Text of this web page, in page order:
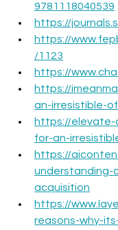
9781118040539
https://
https://
/1123
https://
https://
an-irresistible-
https://elevate-
for-an-
https://
understanding-
acquisition
https://
reasons-why-